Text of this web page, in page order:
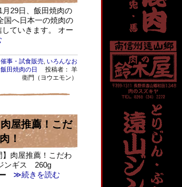
29日、飯田焼肉の
国へ日本一の焼肉の
ていきます。 オー
事・試食販売, いろんなお
飯田焼肉の日
投稿者： 羊
衛門（ヨウエモン）
屋推薦！こだ
！
】肉屋推薦！こだわ
ンギス 260g
≫続きを読む